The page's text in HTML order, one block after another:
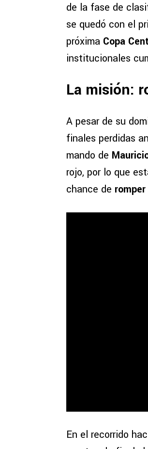
de la fase de
se quedó con el
próxima Copa
institucionales
La misión:
A pesar de su
finales perdidas
mando de
rojo, por lo que
chance de
En el recorrido